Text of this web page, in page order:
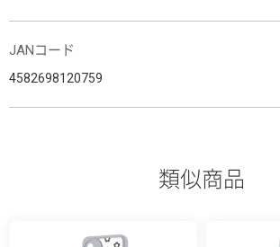
JANコード
4582698120759
類似商品